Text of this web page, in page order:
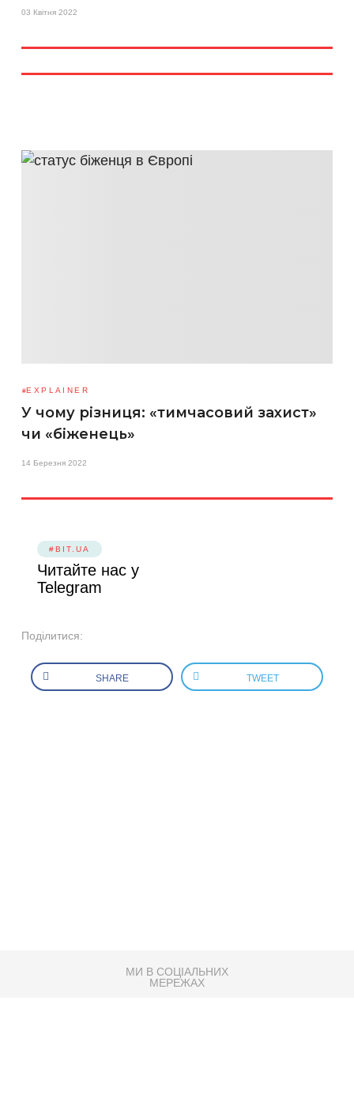
03 Квітня 2022
EXPLAINER
У чому різниця: «тимчасовий захист»
чи «біженець»
14 Березня 2022
#BIT.UA
Читайте нас у
Telegram
Поділитися:
SHARE TWEET
МИ В СОЦІАЛЬНИХ
МЕРЕЖАХ